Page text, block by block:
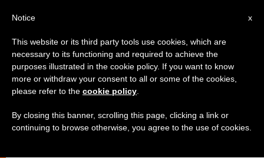
x
Notice
This website or its third party tools use cookies, which are
necessary to its functioning and required to achieve the
purposes illustrated in the cookie policy. If you want to know
more or withdraw your consent to all or some of the cookies,
please refer to the cookie policy
By closing this banner, scrolling this page, clicking a link or
continuing to browse otherwise, you agree to the use of cookies.